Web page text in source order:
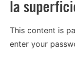
la
This content is
enter your